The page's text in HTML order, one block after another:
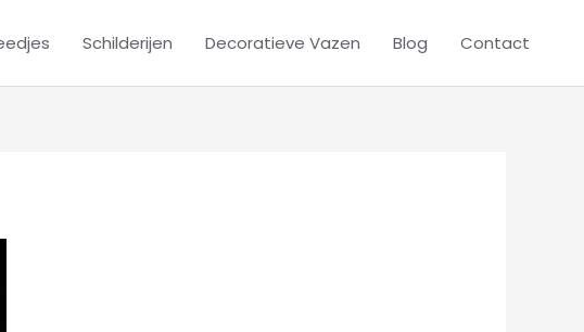
Schilderijen Decoratieve Vazen Blog Contact